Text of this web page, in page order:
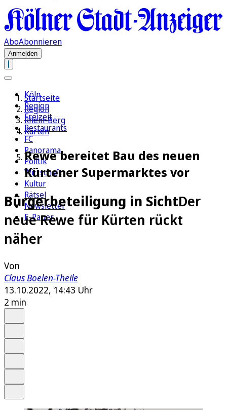
AboAbonnieren
Anmelden
Köln
Region
Freizeit
Restaurants
FC
Panorama
Politik
Wirtschaft
Kultur
Rätsel
Newsletter
E-Paper
Startseite
Region
Rhein-Berg
Kürten
Rewe bereitet Bau des neuen
Kürtener Supermarktes vor
Bürgerbeteiligung in SichtDer
neue Rewe für Kürten rückt
näher
Von
Claus Boelen-Theile
13.10.2022, 14:43 Uhr
2 min